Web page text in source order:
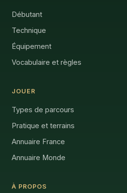
Débutant
Technique
Équipement
Vocabulaire et règles
JOUER
Types de parcours
Pratique et terrains
Annuaire France
Annuaire Monde
À PROPOS